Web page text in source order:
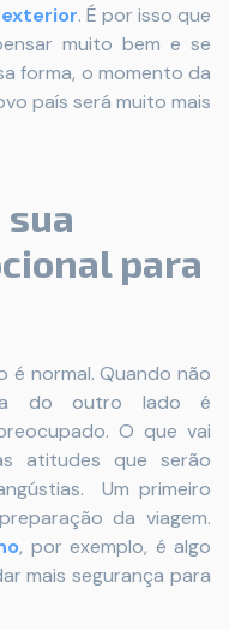
. É por isso que
muito bem e se
forma, o momento da
país será muito mais
sua
para
é normal. Quando não
do outro lado é
O que vai
atitudes que serão
Um primeiro
da viagem.
, por exemplo, é algo
mais segurança para